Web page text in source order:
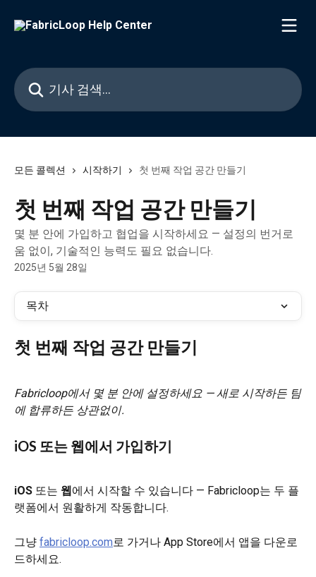
기사 검색...
모든 콜렉션 시작하기 첫 번째 작업 공간 만들기
첫 번째 작업 공간 만들기
몇 분 안에 가입하고 협업을 시작하세요 — 설정의 번거로
움 없이, 기술적인 능력도 필요 없습니다.
2025년 5월 28일
목차
첫 번째 작업 공간 만들기
Fabricloop에서 몇 분 안에 설정하세요 — 새로 시작하든 팀
에 합류하든 상관없이.
iOS 또는 웹에서 가입하기
iOS 또는 웹에서 시작할 수 있습니다 — Fabricloop는 두 플
랫폼에서 원활하게 작동합니다.
그냥 fabricloop.com로 가거나 App Store에서 앱을 다운로
드하세요.